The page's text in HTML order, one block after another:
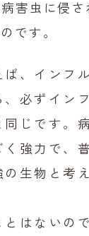
害虫に侵さ
です。
ば、インフ
必ずイン
同じです。
強力で、
生物と考
とはないの